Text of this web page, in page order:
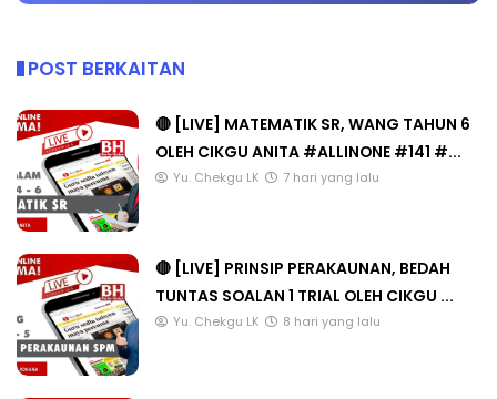
POST BERKAITAN
🔴 [LIVE] MATEMATIK SR, WANG TAHUN 6
OLEH CIKGU ANITA #ALLINONE #141 #...
Yu. Chekgu LK 7 hari yang lalu
🔴 [LIVE] PRINSIP PERAKAUNAN, BEDAH
TUNTAS SOALAN 1 TRIAL OLEH CIKGU ...
Yu. Chekgu LK 8 hari yang lalu